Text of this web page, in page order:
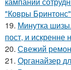
"Ковры
19. Минутка
пост, и искренне
20. Свежий
21. Органайзер